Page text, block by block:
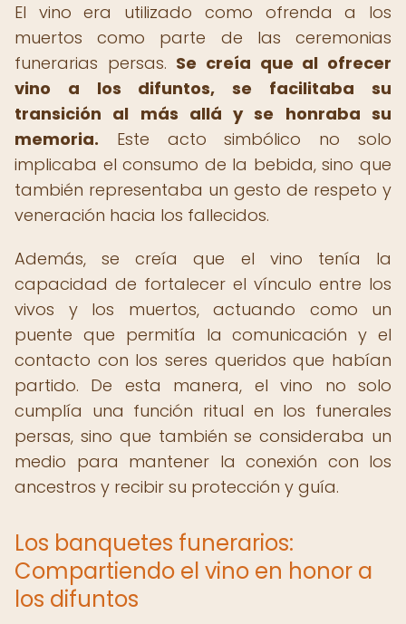
El vino era utilizado como ofrenda a los
muertos como parte de las ceremonias
funerarias persas. Se creía que al ofrecer
vino a los difuntos, se facilitaba su
transición al más allá y se honraba su
memoria. Este acto simbólico no solo
implicaba el consumo de la bebida, sino que
también representaba un gesto de respeto y
veneración hacia los fallecidos.
Además, se creía que el vino tenía la
capacidad de fortalecer el vínculo entre los
vivos y los muertos, actuando como un
puente que permitía la comunicación y el
contacto con los seres queridos que habían
partido. De esta manera, el vino no solo
cumplía una función ritual en los funerales
persas, sino que también se consideraba un
medio para mantener la conexión con los
ancestros y recibir su protección y guía.
Los banquetes funerarios:
Compartiendo el vino en honor a
los difuntos